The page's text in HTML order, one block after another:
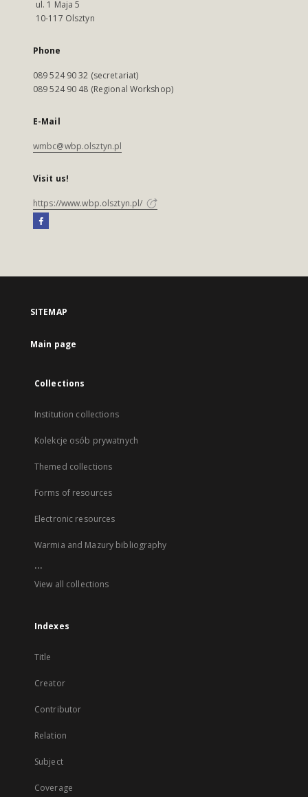
ul. 1 Maja 5
10-117 Olsztyn
Phone
089 524 90 32 (secretariat)
089 524 90 48 (Regional Workshop)
E-Mail
wmbc@wbp.olsztyn.pl
Visit us!
https://www.wbp.olsztyn.pl/
SITEMAP
Main page
Collections
Institution collections
Kolekcje osób prywatnych
Themed collections
Forms of resources
Electronic resources
Warmia and Mazury bibliography
...
View all collections
Indexes
Title
Creator
Contributor
Relation
Subject
Coverage